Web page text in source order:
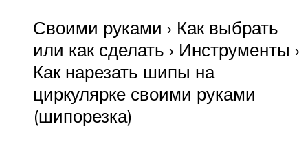
Своими руками › Как выбрать
или как сделать › Инструменты ›
Как нарезать шипы на
циркулярке своими руками
(шипорезка)